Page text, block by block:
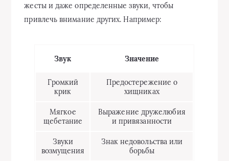
жесты и даже определенные звуки, чтобы
привлечь внимание других. Например:
Звук Значение
Громкий
крик
Предостережение о
хищниках
Мягкое
щебетание
Выражение дружелюбия
и привязанности
Звуки
возмущения
Знак недовольства или
борьбы